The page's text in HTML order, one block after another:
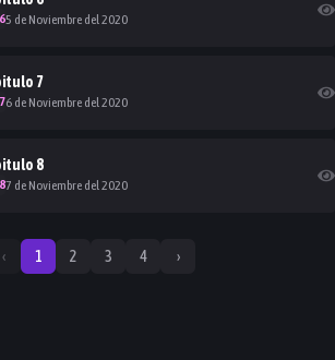
65 de Noviembre del 2020
7
76 de Noviembre del 2020
8
87 de Noviembre del 2020
‹ 1 2 3 4 ›